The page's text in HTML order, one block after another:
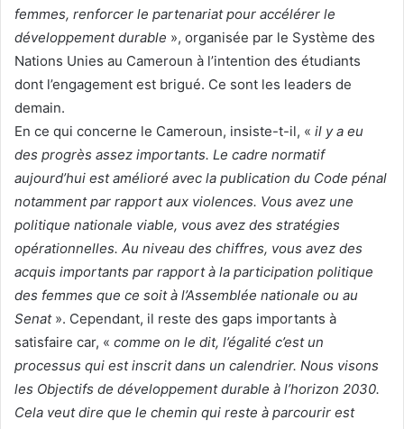
femmes, renforcer le partenariat pour accélérer le
développement durable », organisée par le Système des
Nations Unies au Cameroun à l’intention des étudiants
dont l’engagement est brigué. Ce sont les leaders de
demain.
En ce qui concerne le Cameroun, insiste-t-il, « il y a eu
des progrès assez importants. Le cadre normatif
aujourd’hui est amélioré avec la publication du Code pénal
notamment par rapport aux violences. Vous avez une
politique nationale viable, vous avez des stratégies
opérationnelles. Au niveau des chiffres, vous avez des
acquis importants par rapport à la participation politique
des femmes que ce soit à l’Assemblée nationale ou au
Senat». Cependant, il reste des gaps importants à
satisfaire car, « comme on le dit, l’égalité c’est un
processus qui est inscrit dans un calendrier. Nous visons
les Objectifs de développement durable à l’horizon 2030.
Cela veut dire que le chemin qui reste à parcourir est